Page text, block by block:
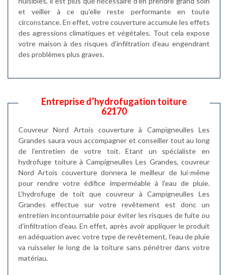
et veiller à ce qu'elle reste performante en toute
circonstance. En effet, votre couverture accumule les effets
des agressions climatiques et végétales. Tout cela expose
votre maison à des risques d’infiltration d’eau engendrant
des problèmes plus graves.
Entreprise d’hydrofugation toiture
62170
Couvreur Nord Artois couverture à Campigneulles Les
Grandes saura vous accompagner et conseiller tout au long
de l’entretien de votre toit. Etant un spécialiste en
hydrofuge toiture à Campigneulles Les Grandes, couvreur
Nord Artois couverture donnera le meilleur de lui-même
pour rendre votre édifice imperméable à l’eau de pluie.
L’hydrofuge de toit que couvreur à Campigneulles Les
Grandes effectue sur votre revêtement est donc un
entretien incontournable pour éviter les risques de fuite ou
d’infiltration d’eau. En effet, après avoir appliquer le produit
en adéquation avec votre type de revêtement, l’eau de pluie
va ruisseler le long de la toiture sans pénétrer dans votre
matériau.